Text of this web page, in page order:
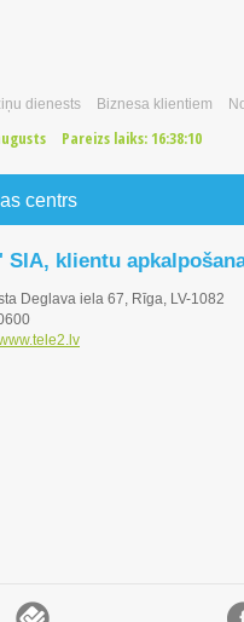
dienests Biznesa klientiem
Pareizs laiks: 16:38:11
centrs
SIA, klientu
Deglava iela 67, Rīga, LV-1082